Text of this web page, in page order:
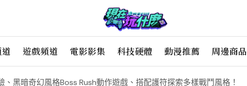
遊戲頻道 電影影集 科技硬體 動漫推薦 周邊商品
、黑暗奇幻風格Boss Rush動作遊戲、搭配護符探索多樣戰鬥風格！